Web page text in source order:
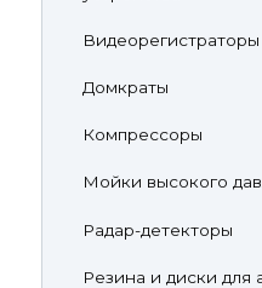
Видеорегистраторы
Домкраты
Компрессоры
Мойки высокого
Радар-детекторы
Резина и диски для